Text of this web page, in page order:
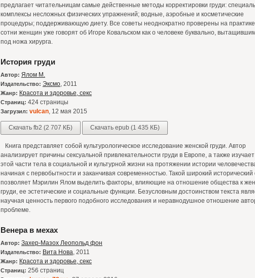
предлагает читательницам самые действенные методы корректировки груди:
комплексы несложных физических упражнений; водные, аэробные и косметические
процедуры; поддерживающую диету. Все советы неоднократно проверены на
сотни женщин уже говорят об Игоре Ковальском как о человеке буквально,
под ножа хирурга.
История груди
Автор: Ялом М.
Издательство: Эксмо, 2011
Жанр: Красота и здоровье, секс
Страниц: 424 страницы
Загрузил: vulcan, 12 мая 2015
Скачать fb2 (2 707 КБ) Скачать epub (1 435 КБ)
Книга представляет собой культурологическое исследование женской груди. Автор
анализирует причины сексуальной привлекательности груди в Европе, а также
этой части тела в социальной и культурной жизни на протяжении истории
начиная с первобытности и заканчивая современностью. Такой широкий исторический
позволяет Мэрилин Ялом выделить факторы, влияющие на отношение общества к
груди, ее эстетические и социальные функции. Безусловным достоинством текста
научная ценность первого подобного исследования и неравнодушное отношение
проблеме.
Венера в мехах
Автор: Захер-Мазох Леопольд фон
Издательство: Вита Нова, 2011
Жанр: Красота и здоровье, секс
Страниц: 256 страниц